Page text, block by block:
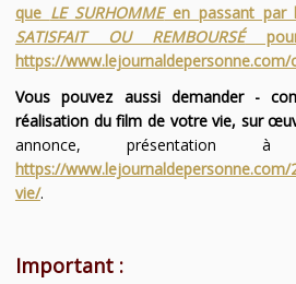
que LE SURHOMMEen passant par
SATISFAIT OU REMBOURSÉ
https://
Vous pouvez aussi demander -
réalisation du film de votre vie, sur
annonce,
https://
vie/.
Important :